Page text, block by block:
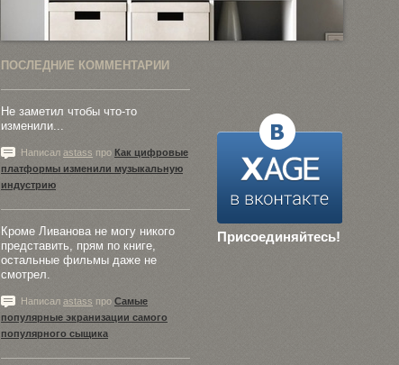
ПОСЛЕДНИЕ КОММЕНТАРИИ
Присоединяйтесь!
Не заметил чтобы что-то
изменили...
Написал astass про Как цифровые
платформы изменили музыкальную
индустрию
Кроме Ливанова не могу никого
представить, прям по книге,
остальные фильмы даже не
смотрел.
Написал astass про Самые
популярные экранизации самого
популярного сыщика